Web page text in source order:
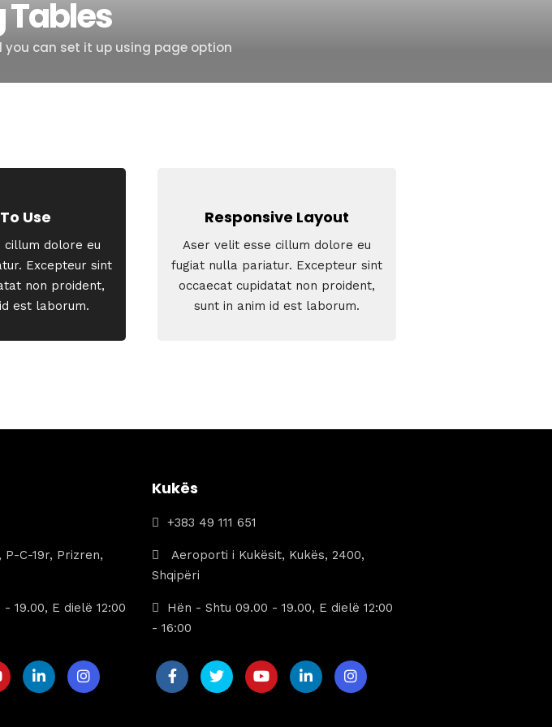
Tables
can set it up using page option
Use
cillum dolore eu
Excepteur sint
non proident,
est laborum.
Responsive Layout
Aser velit esse cillum dolore eu
fugiat nulla pariatur. Excepteur sint
occaecat cupidatat non proident,
sunt in anim id est laborum.
P-C-19r, Prizren,
19.00, E dielë 12:00
Kukës
+383 49 111 651
Aeroporti i Kukësit, Kukës, 2400,
Shqipëri
Hën - Shtu 09.00 - 19.00, E dielë 12:00
- 16:00